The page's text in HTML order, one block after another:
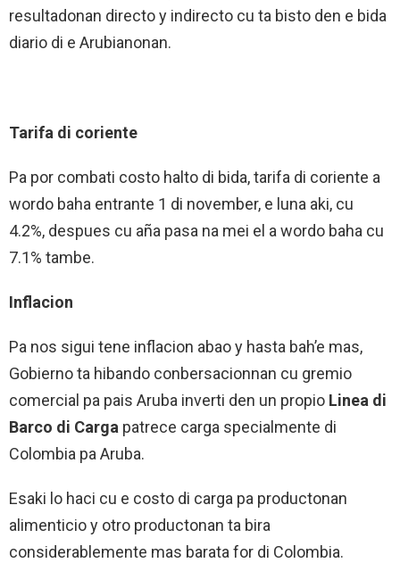
resultadonan directo y indirecto cu ta bisto den e bida
diario di e Arubianonan.
Tarifa di coriente
Pa por combati costo halto di bida, tarifa di coriente a
wordo baha entrante 1 di november, e luna aki, cu
4.2%, despues cu aña pasa na mei el a wordo baha cu
7.1% tambe.
Inflacion
Pa nos sigui tene inflacion abao y hasta bah’e mas,
Gobierno ta hibando conbersacionnan cu gremio
comercial pa pais Aruba inverti den un propio Linea di
Barco di Carga patrece carga specialmente di
Colombia pa Aruba.
Esaki lo haci cu e costo di carga pa productonan
alimenticio y otro productonan ta bira
considerablemente mas barata for di Colombia.